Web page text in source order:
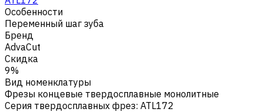
Особенности
Переменный шаг зуба
Бренд
AdvaCut
Скидка
9%
Вид номенклатуры
Фрезы концевые твердосплавные монолитные
Серия твердосплавных фрез: ATL172